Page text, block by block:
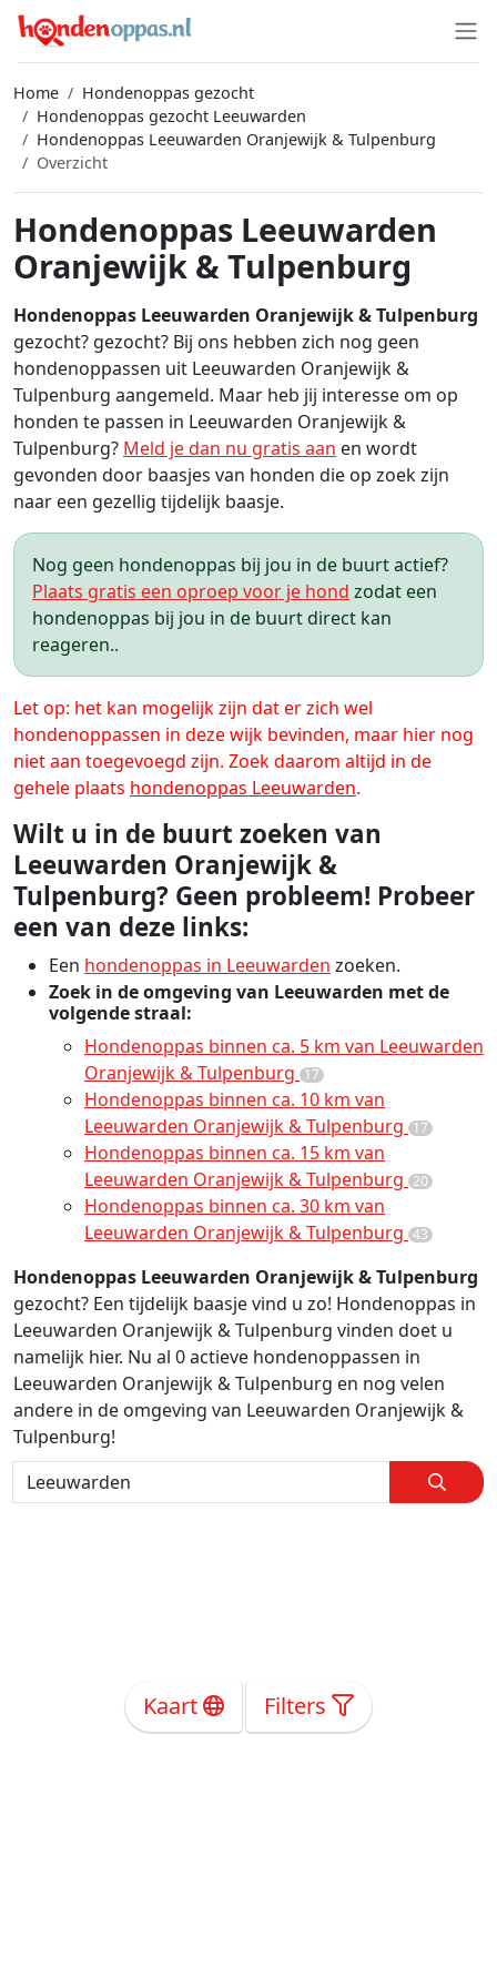
Home
Hondenoppas gezocht
Hondenoppas gezocht Leeuwarden
Hondenoppas Leeuwarden Oranjewijk & Tulpenburg
Overzicht
Hondenoppas Leeuwarden
Oranjewijk & Tulpenburg
Hondenoppas Leeuwarden Oranjewijk & Tulpenburg
gezocht? gezocht? Bij ons hebben zich nog geen
hondenoppassen uit Leeuwarden Oranjewijk &
Tulpenburg aangemeld. Maar heb jij interesse om op
honden te passen in Leeuwarden Oranjewijk &
Tulpenburg? Meld je dan nu gratis aan en wordt
gevonden door baasjes van honden die op zoek zijn
naar een gezellig tijdelijk baasje.
Nog geen hondenoppas bij jou in de buurt actief?
Plaats gratis een oproep voor je hond zodat een
hondenoppas bij jou in de buurt direct kan
reageren..
Let op: het kan mogelijk zijn dat er zich wel
hondenoppassen in deze wijk bevinden, maar hier nog
niet aan toegevoegd zijn. Zoek daarom altijd in de
gehele plaats hondenoppas Leeuwarden.
Wilt u in de buurt zoeken van
Leeuwarden Oranjewijk &
Tulpenburg? Geen probleem! Probeer
een van deze links:
Een hondenoppas in Leeuwarden zoeken.
Zoek in de omgeving van Leeuwarden met de
volgende straal:
Hondenoppas binnen ca. 5 km van Leeuwarden
Oranjewijk & Tulpenburg 17
Hondenoppas binnen ca. 10 km van
Leeuwarden Oranjewijk & Tulpenburg 17
Hondenoppas binnen ca. 15 km van
Leeuwarden Oranjewijk & Tulpenburg 20
Hondenoppas binnen ca. 30 km van
Leeuwarden Oranjewijk & Tulpenburg 43
Hondenoppas Leeuwarden Oranjewijk & Tulpenburg
gezocht? Een tijdelijk baasje vind u zo! Hondenoppas in
Leeuwarden Oranjewijk & Tulpenburg vinden doet u
namelijk hier. Nu al 0 actieve hondenoppassen in
Leeuwarden Oranjewijk & Tulpenburg en nog velen
andere in de omgeving van Leeuwarden Oranjewijk &
Tulpenburg!
Kaart Filters